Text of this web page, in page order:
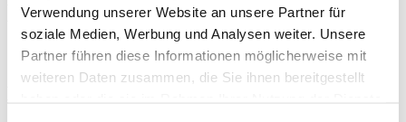
Verwendung unserer Website an unsere Partner für
soziale Medien, Werbung und Analysen weiter. Unsere
Partner führen diese Informationen möglicherweise mit
weiteren Daten zusammen, die Sie ihnen bereitgestellt
Wenn Du 3 SOGGLES oder mehr bestellst, schenken wir Dir die
Versandkosten.